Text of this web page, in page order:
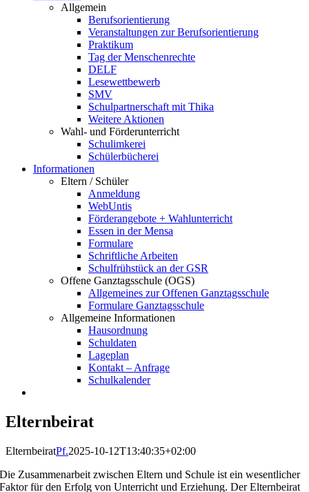
Allgemein
Berufsorientierung
Veranstaltungen zur Berufsorientierung
Praktikum
Tag der Menschenrechte
DELF
Lesewettbewerb
SMV
Schulpartnerschaft mit Thika
Weitere Aktionen
Wahl- und Förderunterricht
Schulimkerei
Schülerbücherei
Informationen
Eltern / Schüler
Anmeldung
WebUntis
Förderangebote + Wahlunterricht
Essen in der Mensa
Formulare
Schriftliche Arbeiten
Schulfrühstück an der GSR
Offene Ganztagsschule (OGS)
Allgemeines zur Offenen Ganztagsschule
Formulare Ganztagsschule
Allgemeine Informationen
Hausordnung
Schuldaten
Lageplan
Kontakt – Anfrage
Schulkalender
Elternbeirat
ElternbeiratPf.2025-10-12T13:40:35+02:00
Die Zusammenarbeit zwischen Eltern und Schule ist ein wesentlicher
Faktor für den Erfolg von Unterricht und Erziehung. Der Elternbeirat